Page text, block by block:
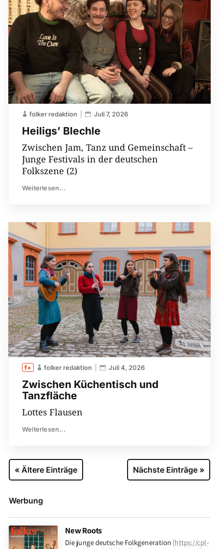
Heiligs’ Blechle
folker redaktion Juli 7, 2026
Zwischen Jam, Tanz und Gemeinschaft –
Junge Festivals in der deutschen
Folkszene (2)
Weiterlesen...
Zwischen Küchentisch und
Tanzfläche
folker redaktion Juli 4, 2026
Lottes Flausen
Weiterlesen...
« Ältere Einträge Nächste Einträge »
Werbung
New Roots
Die junge deutsche Folkgeneration [https://cpl-